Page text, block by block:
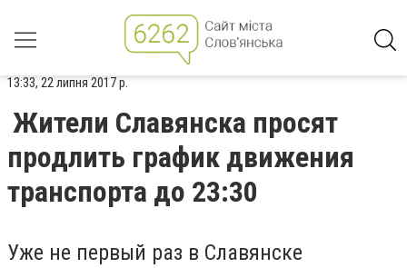
13:33, 22 липня 2017 р.
Жители Славянска просят
продлить график движения
транспорта до 23:30
Уже не первый раз в Славянске